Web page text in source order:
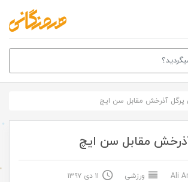
پرگل آذرخش مقابل سن ایچ
مقابل سن ایچ
ورزشی ۱۱ دی ۱۳۹۷